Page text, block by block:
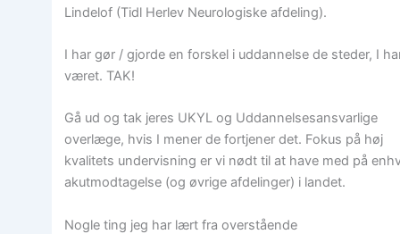
Lindelof (Tidl Herlev Neurologiske afdeling).
I har gør / gjorde en forskel i uddannelse de steder, I
været. TAK!
Gå ud og tak jeres UKYL og Uddannelsesansvarlige
overlæge, hvis I mener de fortjener det. Fokus på høj
kvalitets undervisning er vi nødt til at have med på
akutmodtagelse (og øvrige afdelinger) i landet.
Nogle ting jeg har lært fra overstående